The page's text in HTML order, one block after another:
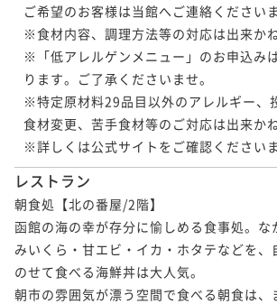
ご希望のお客様は当館へご連絡くださいま
※食材内容、調理方法等の対応は出来かね
※「低アレルゲンメニュー」のお申込み
ります。ご了承くださいませ。
※特定原材料29品目以外のアレルギー、
食材変更、苦手食材等のご対応は出来かね
※詳しくは公式サイトをご確認くださいま
レストラン
朝食処【北の番屋/2階】
函館の海の幸が存分に愉しめる食事処。な
みいくら・甘エビ・イカ・ホタテなどを、
のせて食べる海鮮丼は大人気。
朝市の雰囲気が漂う空間で食べる朝食は、